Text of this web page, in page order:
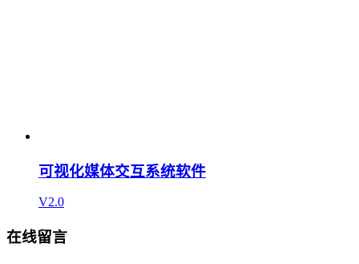
可视化媒体交互系统软件
V2.0
在线留言